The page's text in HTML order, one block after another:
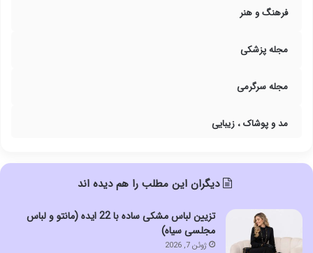
فرهنگ و هنر
مجله پزشکی
مجله سرگرمی
مد و پوشاک ، زیبایی
دیگران این مطلب را هم دیده اند
تزیین لباس مشکی ساده با 22 ایده (مانتو و لباس
مجلسی سیاه)
ژوئن 7, 2026